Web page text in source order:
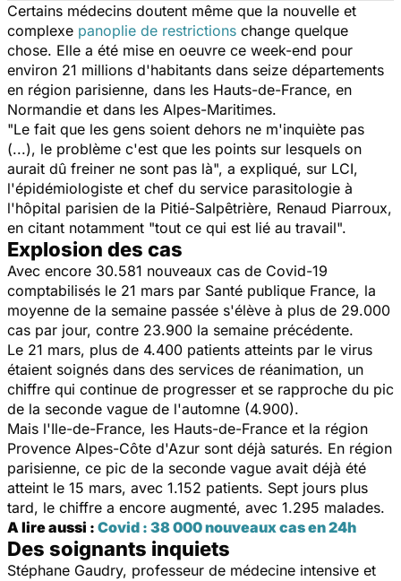
Certains médecins doutent même que la nouvelle et
complexe panoplie de restrictions change quelque
chose. Elle a été mise en oeuvre ce week-end pour
environ 21 millions d'habitants dans seize départements
en région parisienne, dans les Hauts-de-France, en
Normandie et dans les Alpes-Maritimes.
"Le fait que les gens soient dehors ne m'inquiète pas
(...), le problème c'est que les points sur lesquels on
aurait dû freiner ne sont pas là", a expliqué, sur LCI,
l'épidémiologiste et chef du service parasitologie à
l'hôpital parisien de la Pitié-Salpêtrière, Renaud Piarroux,
en citant notamment "tout ce qui est lié au travail".
Explosion des cas
Avec encore 30.581 nouveaux cas de Covid-19
comptabilisés le 21 mars par Santé publique France, la
moyenne de la semaine passée s'élève à plus de 29.000
cas par jour, contre 23.900 la semaine précédente.
Le 21 mars, plus de 4.400 patients atteints par le virus
étaient soignés dans des services de réanimation, un
chiffre qui continue de progresser et se rapproche du pic
de la seconde vague de l'automne (4.900).
Mais l'Ile-de-France, les Hauts-de-France et la région
Provence Alpes-Côte d'Azur sont déjà saturés. En région
parisienne, ce pic de la seconde vague avait déjà été
atteint le 15 mars, avec 1.152 patients. Sept jours plus
tard, le chiffre a encore augmenté, avec 1.295 malades.
A lire aussi : Covid : 38 000 nouveaux cas en 24h
Des soignants inquiets
Stéphane Gaudry, professeur de médecine intensive et